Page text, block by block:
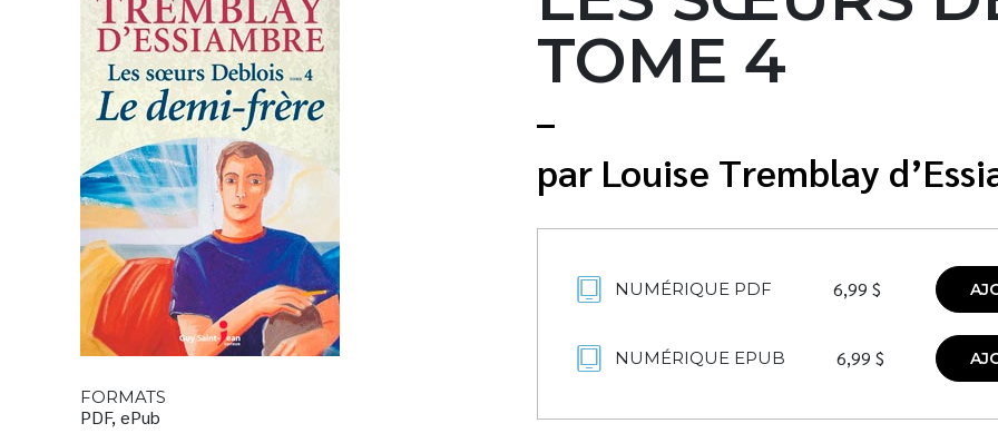
TOME 4
Louise Tremblay
NUMÉRIQUE PDF 6,99 $
NUMÉRIQUE EPUB 6,99 $
FORMATS
PDF, ePub